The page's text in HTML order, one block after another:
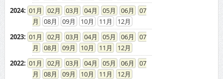
2024: 01 02 03 04 05 06
07
08
09 10 11
12
2023: 01 02 03 04 05 06
07
08
09 10 11
12
2022: 01 02 03 04 05 06
07
08
09 10 11
12